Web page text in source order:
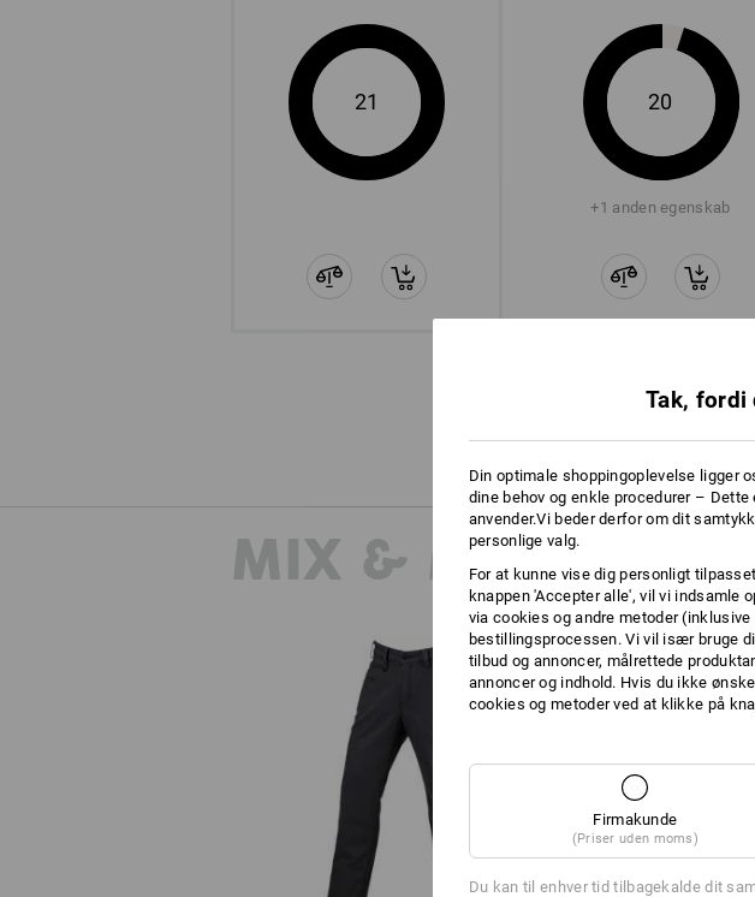
21 20
+1 anden egenskab
MIX & MATCH
Bukser e.s.iconic
Tak, fordi
Din optimale shoppingoplevelse ligger
dine behov og enkle procedurer –
anvender.Vi beder derfor om dit
personlige valg.
For at kunne vise dig personligt
knappen 'Accepter alle', vil vi indsamle
via cookies og andre metoder
bestillingsprocessen. Vi vil især bruge
tilbud og annoncer, målrettede
annoncer og indhold. Hvis du ikke
cookies og metoder ved at klikke på
Firmakunde
(Priser uden moms)
Du kan til enhver tid tilbagekalde dit